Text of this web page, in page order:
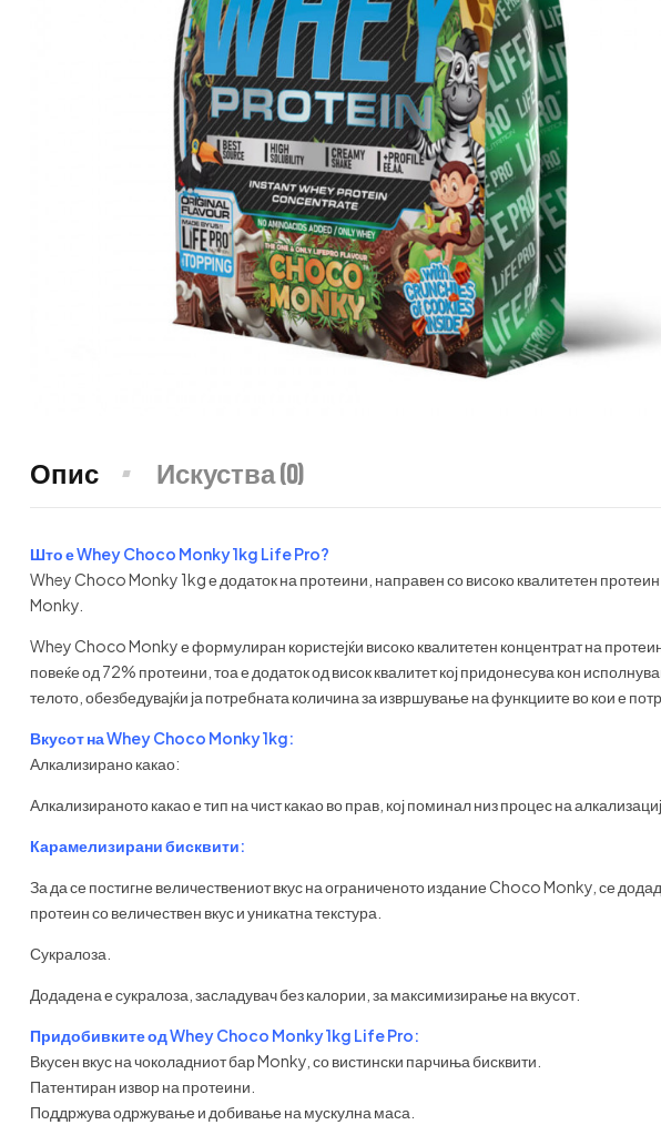
Опис Искуства (0)
Што е Whey Choco Monky 1kg Life Pro?
Whey Choco Monky 1kg е додаток на протеини, направен со високо квалитетен
Monky.
Whey Choco Monky е формулиран користејќи високо квалитетен концентрат на
повеќе од 72% протеини, тоа е додаток од висок квалитет кој придонесува кон
телото, обезбедувајќи ја потребната количина за извршување на функциите во кои е
Вкусот на Whey Choco Monky 1kg:
Алкализирано какао:
Алкализираното какао е тип на чист какао во прав, кој поминал низ процес на
Карамелизирани бисквити:
За да се постигне величествениот вкус на ограниченото издание Choco Monky, се
протеин со величествен вкус и уникатна текстура.
Сукралоза.
Додадена е сукралоза, засладувач без калории, за максимизирање на вкусот.
Придобивките од Whey Choco Monky 1kg Life Pro:
Вкусен вкус на чоколадниот бар Monky, со вистински парчиња бисквити.
Патентиран извор на протеини.
Поддржува одржување и добивање на мускулна маса.